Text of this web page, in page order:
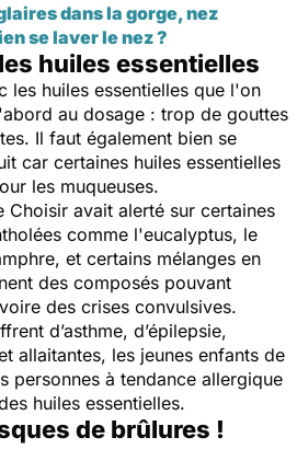
dans la gorge, nez
se laver le nez ?
huiles essentielles
les huiles essentielles que l'on
au dosage : trop de gouttes
Il faut également bien se
car certaines huiles essentielles
les muqueuses.
Choisir avait alerté sur certaines
comme l'eucalyptus, le
et certains mélanges en
des composés pouvant
des crises convulsives.
d’asthme, d’épilepsie,
allaitantes, les jeunes enfants de
personnes à tendance allergique
huiles essentielles.
de brûlures !